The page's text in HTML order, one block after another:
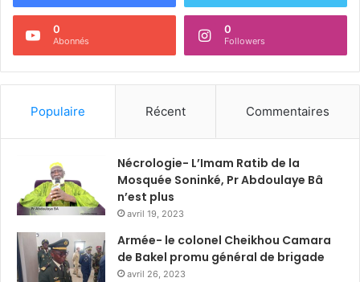
0
Abonnés
0
Followers
Populaire Récent Commentaires
Nécrologie- L’Imam Ratib de la
Mosquée Soninké, Pr Abdoulaye Bâ
n’est plus
avril 19, 2023
Armée- le colonel Cheikhou Camara
de Bakel promu général de brigade
avril 26, 2023